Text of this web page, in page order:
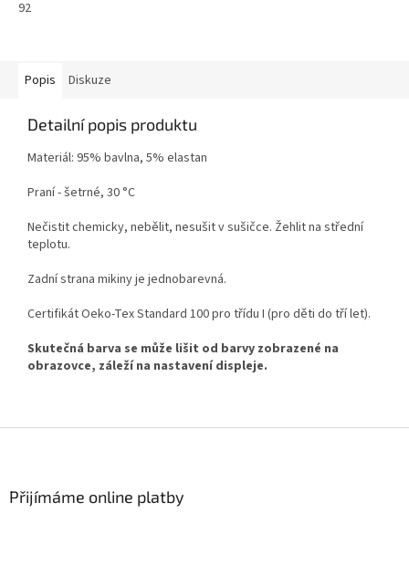
92
Popis Diskuze
Detailní popis produktu
Materiál: 95% bavlna, 5% elastan
Praní - šetrné, 30 °C
Nečistit chemicky, nebělit, nesušit v sušičce. Žehlit na střední
teplotu.
Zadní strana mikiny je jednobarevná.
Certifikát Oeko-Tex Standard 100 pro třídu I (pro děti do tří let).
Skutečná barva se může lišit od barvy zobrazené na
obrazovce, záleží na nastavení displeje.
Přijímáme online platby